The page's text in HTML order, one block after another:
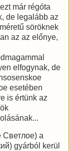
már régóta
de legalább az
söröknek
az az előnye,
elfogynak, de
esetében
is értünk az
Светлое) a
gyárból kerül